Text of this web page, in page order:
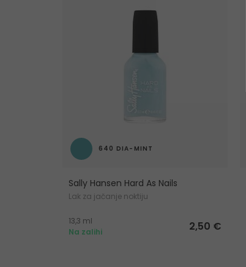
640 DIA-MINT
Sally Hansen Hard As Nails
Lak za jačanje noktiju
13,3 ml
Na zalihi
2,50 €